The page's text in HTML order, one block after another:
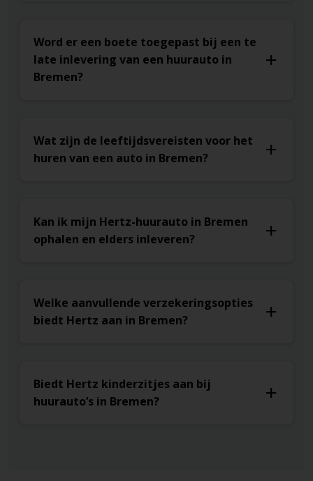
Word er een boete toegepast bij een te
late inlevering van een huurauto in
Bremen?
Wat zijn de leeftijdsvereisten voor het
huren van een auto in Bremen?
Kan ik mijn Hertz-huurauto in Bremen
ophalen en elders inleveren?
Welke aanvullende verzekeringsopties
biedt Hertz aan in Bremen?
Biedt Hertz kinderzitjes aan bij
huurauto’s in Bremen?